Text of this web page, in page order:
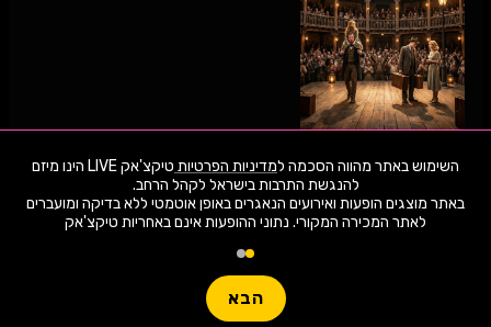
השימוש באתר מהווה הסכמה למדיניות הפרטיות
טיקצ'אק LIVE הינו מיזם
באתר מוצגים הופעות ואירועים הנאגרים באופן אוטמטי ללא בדיקה ומועברים
לאתר המכירה המקורי. נתוני ההופעות אינם באחריות טיקצ'אק
הבא
חפשו הופעה
לילסדה